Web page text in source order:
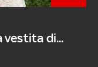
vestita di...